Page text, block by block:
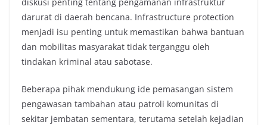
darurat di daerah bencana. Infrastructure protection
menjadi isu penting untuk memastikan bahwa bantuan
dan mobilitas masyarakat tidak terganggu oleh
tindakan kriminal atau sabotase.
Beberapa pihak mendukung ide pemasangan sistem
pengawasan tambahan atau patroli komunitas di
sekitar jembatan sementara, terutama setelah kejadian